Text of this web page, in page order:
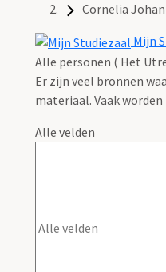
Cornelia
Mijn
Alle personen ( Het
Er zijn veel bronnen
materiaal. Vaak
Alle velden